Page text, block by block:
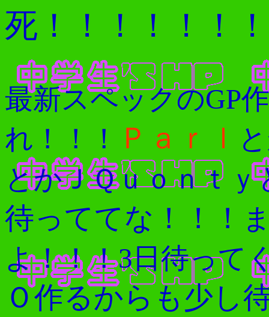
死！！！！！！！
最新スペックのGP
れ！！！
Ｐａｒｌ
とかＪＱｕｏｎｔｙ
待っててな！！！
よ！！！3日待って
Ｏ作るからも少し